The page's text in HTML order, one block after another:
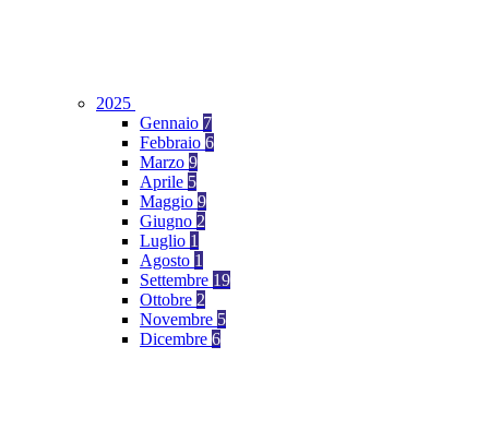
2025
Gennaio 7
Febbraio 6
Marzo 9
Aprile 5
Maggio 9
Giugno 2
Luglio 1
Agosto 1
Settembre 19
Ottobre 2
Novembre 5
Dicembre 6